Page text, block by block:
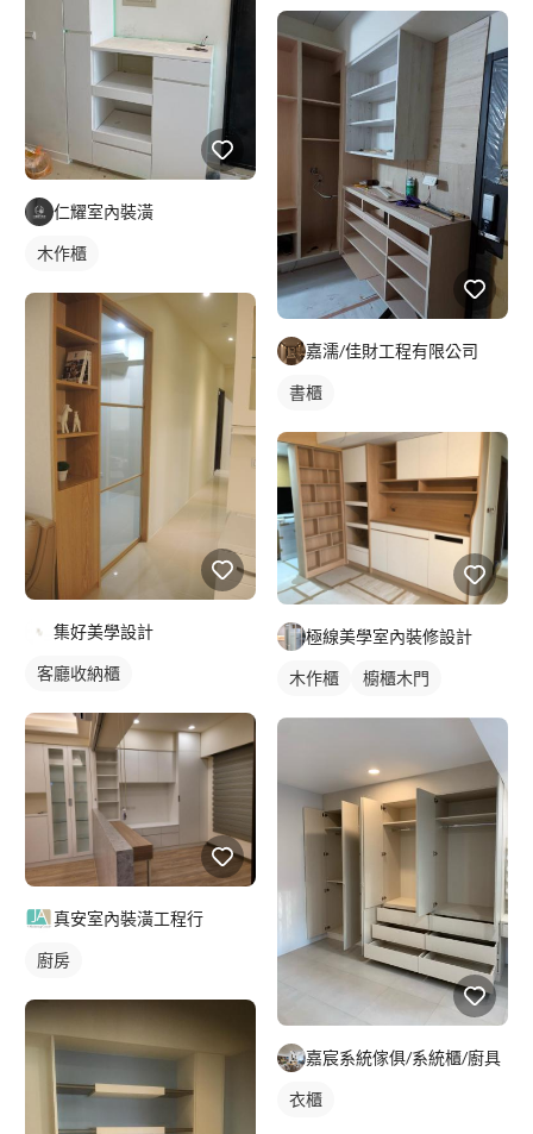
仁耀室內裝潢
木作櫃
集好美學設計
客廳收納櫃
真安室內裝潢工程行
廚房
嘉濡/佳財工程有限公司
書櫃
極線美學室內裝修設計
木作櫃 櫥櫃木門
嘉宸系統傢俱/系統櫃/廚具
衣櫃